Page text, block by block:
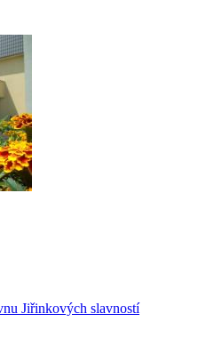
Jiřinkových slavností